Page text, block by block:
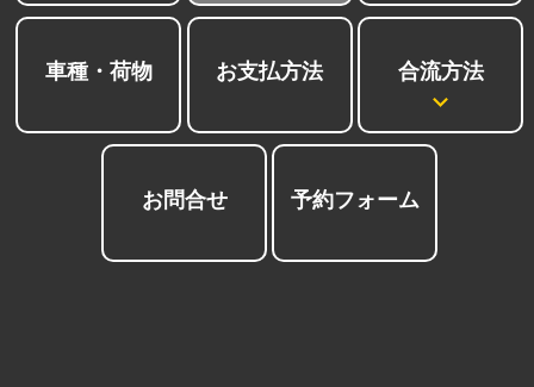
車種・荷物 お支払方法 合流方法
お問合せ 予約フォーム